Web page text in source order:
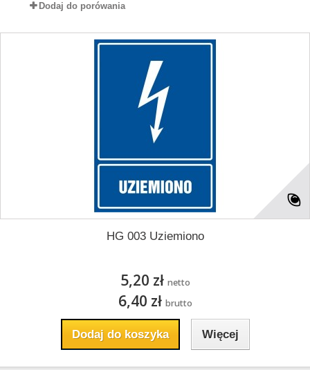
Dodaj do porówania
HG 003 Uziemiono
5,20 zł netto
6,40 zł brutto
Dodaj do koszyka Więcej